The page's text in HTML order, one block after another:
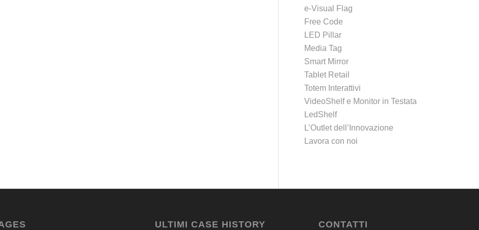
e-Visual Flag
Free Code
LED Pillar
Media Tag
Smart Mirror
Tablet Retail
Totem Interattivi
VideoShelf e Monitor in Testata
LedShelf
L’Outlet dell’Innovazione
Lavora con noi
ULTIMI CASE HISTORY CONTATTI